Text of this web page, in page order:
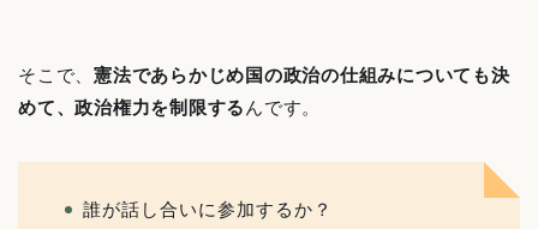
そこで、憲法であらかじめ国の政治の仕組みについても決
めて、政治権力を制限する んです。
誰が話し合いに参加するか？